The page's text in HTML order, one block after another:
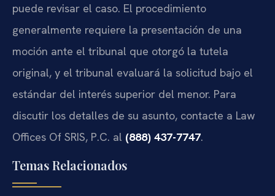
puede revisar el caso. El procedimiento
generalmente requiere la presentación de una
moción ante el tribunal que otorgó la tutela
original, y el tribunal evaluará la solicitud bajo el
estándar del interés superior del menor. Para
discutir los detalles de su asunto, contacte a Law
Offices Of SRIS, P.C. al (888) 437-7747.
Temas Relacionados